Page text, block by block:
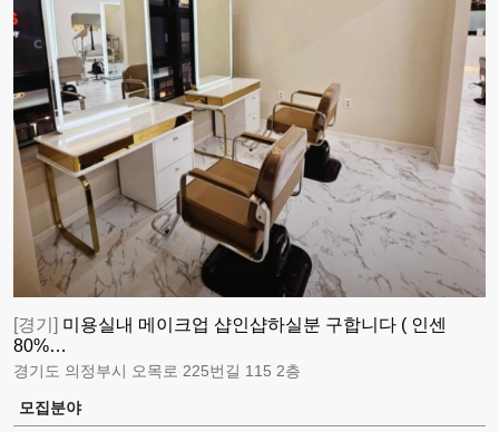
[경기]
80%…
경기도 의정부시 오목로 225번길 115 2층
모집분야